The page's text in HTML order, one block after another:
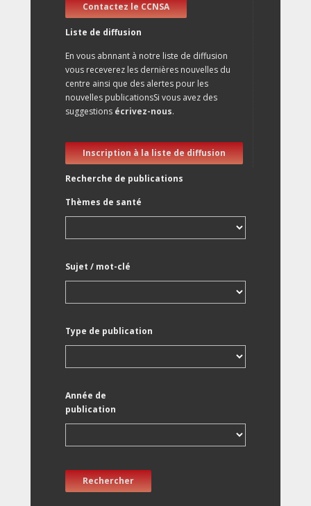
Contactez le CCNSA
Liste de diffusion
En vous abnnant à notre liste de diffusion
vous receverez les dernières nouvelles du
centre ainsi que des alertes pour les
nouvelles publicationsSi vous avez des
suggestions écrivez-nous.
Inscription à la liste de diffusion
Recherche de publications
Thèmes de santé
Sujet / mot-clé
Type de publication
Année de
publication
Rechercher